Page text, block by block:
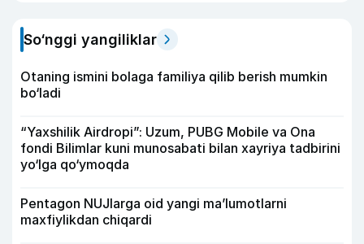
So‘nggi yangiliklar
Otaning ismini bolaga familiya qilib berish mumkin
bo‘ladi
“Yaxshilik Airdropi”: Uzum, PUBG Mobile va Ona
fondi Bilimlar kuni munosabati bilan xayriya tadbirini
yo‘lga qo‘ymoqda
Pentagon NUJlarga oid yangi maʼlumotlarni
maxfiylikdan chiqardi